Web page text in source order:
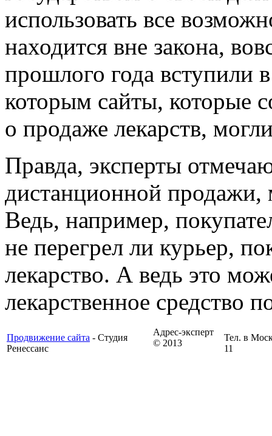
использовать все
находится вне закона,
прошлого года вступили
которым сайты, которые
о продаже лекарств,
Правда, эксперты
дистанционной продажи,
Ведь, например,
не перегрел ли курьер,
лекарство. А ведь это
лекарственное средство
Продвижение сайта - Студия
Ренессанс
Адрес-эксперт
© 2013
Тел. в
11